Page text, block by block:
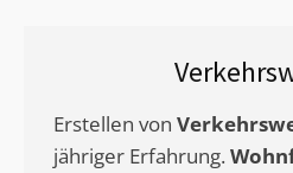
Erstellen von
jähriger Erfahrung.